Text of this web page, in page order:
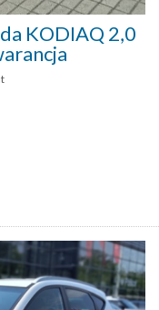
KODIAQ 2,0